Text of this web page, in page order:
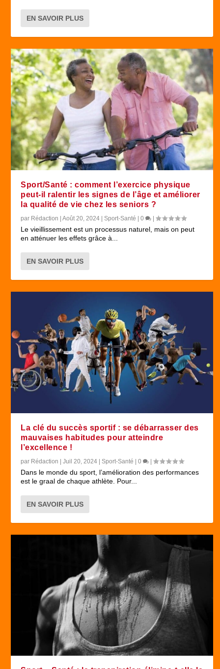
EN SAVOIR PLUS
Sport/Santé : comment l’exercice physique
peut-il ralentir les signes de l’âge et améliorer
la qualité de vie chez les seniors ?
par Rédaction |Août 20, 2024 |Sport-Santé |0 |
Le vieillissement est un processus naturel, mais on peut
en atténuer les effets grâce à...
EN SAVOIR PLUS
La clé du succès sportif : se débarrasser des
mauvaises habitudes pour atteindre
l’excellence !
par Rédaction |Juil 20, 2024 |Sport-Santé |0 |
Dans le monde du sport, l’amélioration des performances
est le graal de chaque athlète. Pour...
EN SAVOIR PLUS